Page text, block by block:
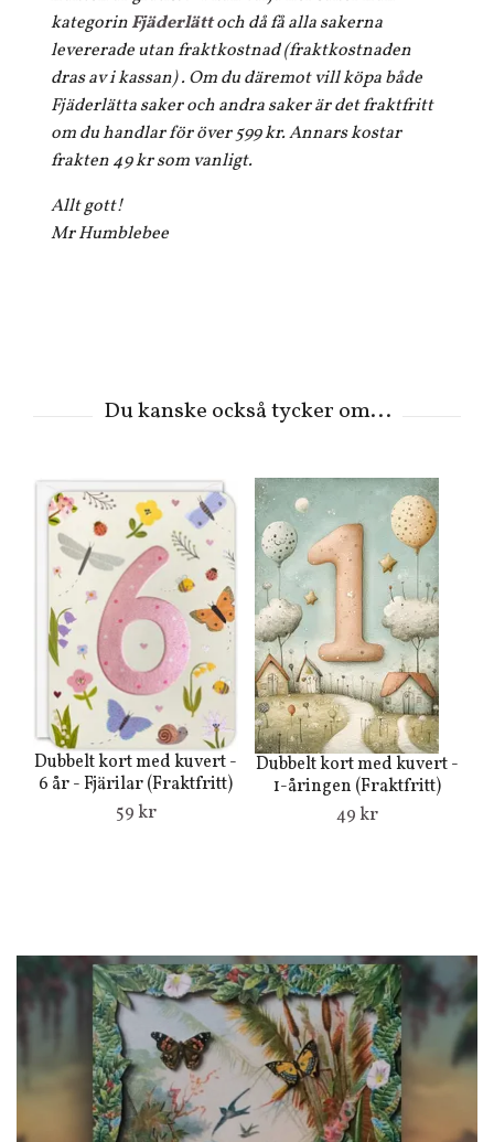
kategorinFjäderlättoch då få alla sakerna
levererade utan fraktkostnad (fraktkostnaden
dras av i kassan) . Om du däremot vill köpa både
Fjäderlätta saker och andra saker är det fraktfritt
om du handlar för över 599 kr. Annars kostar
frakten 49 kr som vanligt.
Allt gott!
Mr Humblebee
Dubbelt kort med kuvert -
6 år - Fjärilar (Fraktfritt)
59 kr
Dubbelt kort med kuvert -
1-åringen (Fraktfritt)
49 kr